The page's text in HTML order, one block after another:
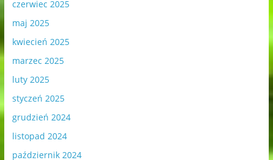
czerwiec 2025
maj 2025
kwiecień 2025
marzec 2025
luty 2025
styczeń 2025
grudzień 2024
listopad 2024
październik 2024